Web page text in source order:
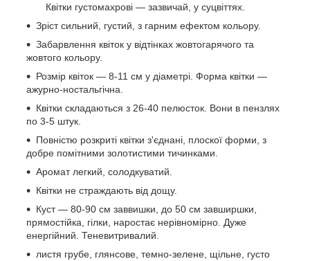
Квітки густомахрові — зазвичай, у суцвіттях.
Зріст сильний, густий, з гарним ефектом кольору.
Забарвлення квіток у відтінках жовтогарячого та
жовтого кольору.
Розмір квіток — 8-11 см у діаметрі. Форма квітки —
ажурно-ностальгічна.
Квітки складаються з 26-40 пелюсток. Вони в пензлях
по 3-5 штук.
Повністю розкриті квітки з'єднані, плоскої форми, з
добре помітними золотистими тичинками.
Аромат легкий, солодкуватий.
Квітки не страждають від дощу.
Куст — 80-90 см заввишки, до 50 см завширшки,
прямостійка, гілки, наростає нерівномірно. Дуже
енергійний. Теневитривалий.
листя грубе, глянсове, темно-зелене, щільне, густо